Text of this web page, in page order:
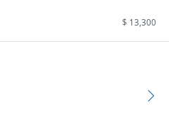
$ 13,300